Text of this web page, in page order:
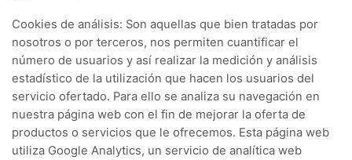
Cookies de análisis: Son aquellas que bien tratadas por
nosotros o por terceros, nos permiten cuantificar el
número de usuarios y así realizar la medición y análisis
estadístico de la utilización que hacen los usuarios del
servicio ofertado. Para ello se analiza su navegación en
nuestra página web con el fin de mejorar la oferta de
productos o servicios que le ofrecemos. Esta página web
utiliza Google Analytics, un servicio de analítica web